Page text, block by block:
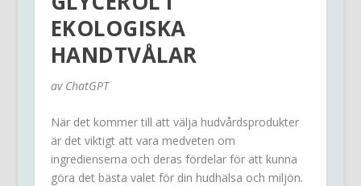
EKOLOGISKA
HANDTVÅLAR
av ChatGPT
När det kommer till att välja hudvårdsprodukter
är det viktigt att vara medveten om
ingredienserna och deras fördelar för att kunna
göra det bästa valet för din hudhälsa och miljön.